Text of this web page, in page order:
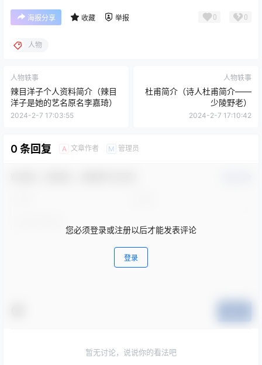
海报分享 收藏 举报 0 0
人物
人物轶事
辣目洋子个人资料简介（辣目
洋子是她的艺名原名李嘉琦）
2024-2-7 17:03:55
人物轶事
杜甫简介（诗人杜甫简介——
少陵野老）
2024-2-7 17:10:42
0 条回复 A 文章作者 M 管理员
您必须登录或注册以后才能发表评论
登录
暂无讨论，说说你的看法吧